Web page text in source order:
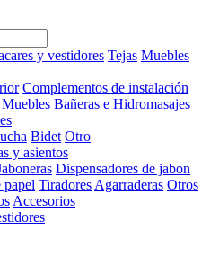
y vestidores Tejas Muebles
Complementos de instalación
Muebles Bañeras e Hidromasajes
Bidet Otro
y asientos
Dispensadores de jabon
papel Tiradores Agarraderas Otros
Accesorios